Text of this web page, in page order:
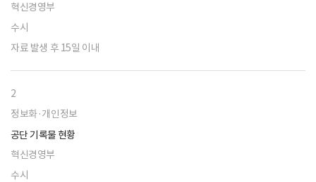
혁신경영부
수시
자료 발생 후 15일 이내
2
정보화·개인정보
공단 기록물 현황
혁신경영부
수시